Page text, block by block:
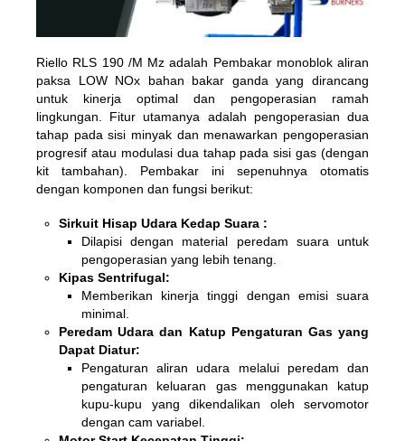
Riello RLS 190 /M Mz adalah Pembakar monoblok aliran
paksa LOW NOx bahan bakar ganda yang dirancang
untuk kinerja optimal dan pengoperasian ramah
lingkungan. Fitur utamanya adalah pengoperasian dua
tahap pada sisi minyak dan menawarkan pengoperasian
progresif atau modulasi dua tahap pada sisi gas (dengan
kit tambahan). Pembakar ini sepenuhnya otomatis
dengan komponen dan fungsi berikut:
Sirkuit Hisap Udara Kedap Suara :
Dilapisi dengan material peredam suara untuk
pengoperasian yang lebih tenang.
Kipas Sentrifugal:
Memberikan kinerja tinggi dengan emisi suara
minimal.
Peredam Udara dan Katup Pengaturan Gas yang
Dapat Diatur:
Pengaturan aliran udara melalui peredam dan
pengaturan keluaran gas menggunakan katup
kupu-kupu yang dikendalikan oleh servomotor
dengan cam variabel.